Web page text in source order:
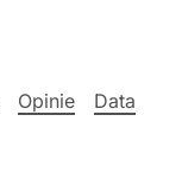
Opinie
Data